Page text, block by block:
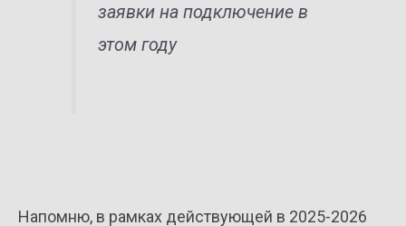
заявки на подключение в
этом году
Напомню, в рамках действующей в 2025-2026